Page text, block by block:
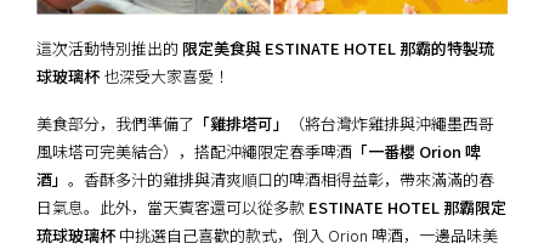
這次活動特別推出的 限定美食與 ESTINATE HOTEL 那霸的特製琉
球玻璃杯 也深受大家喜愛！
美食部分，我們準備了 「雞排塔可」
（將台灣炸雞排與沖繩墨西哥
風味塔可完美結合），搭配沖繩限定春季啤酒 「一番櫻 Orion 啤
酒」 。香酥多汁的雞排與清爽順口的啤酒相得益彰，帶來滿滿的春
日氣息。此外，當天賓客還可以從多款 ESTINATE HOTEL 那霸限定
琉球玻璃杯 中挑選自己喜歡的款式，倒入 Orion 啤酒，一邊品味美